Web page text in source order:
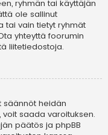
ryhmän tai käyttäjän
ole sallinut
tai vain tietyt ryhmät
yhteyttä foorumin
liitetiedostoja.
säännöt heidän
saada varoituksen.
päätös ja phpBB